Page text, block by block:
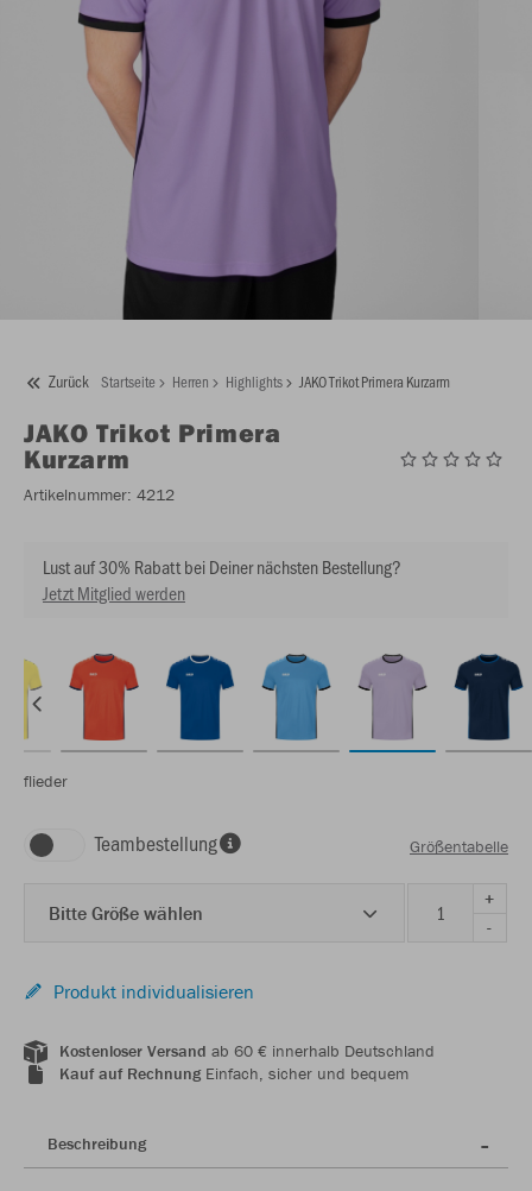
Zurück Startseite Herren Highlights JAKO Trikot Primera Kurzarm
JAKO Trikot Primera
Kurzarm
Artikelnummer: 4212
Lust auf 30% Rabatt bei Deiner nächsten Bestellung?
Jetzt Mitglied werden
flieder
Teambestellung Größentabelle
Bitte Größe wählen
+
-
Produkt individualisieren
Kostenloser Versand ab 60 € innerhalb Deutschland
Kauf auf RechnungEinfach, sicher und bequem
Beschreibung